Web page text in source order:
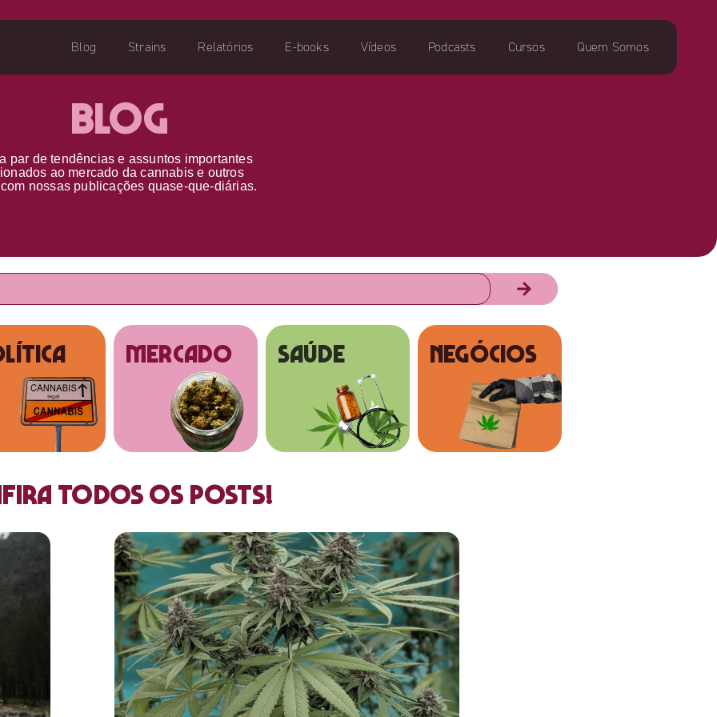
Blog Strains Relatórios E-books Vídeos Podcasts Cursos Quem Somos
Blog
par detendências e assuntos importantes
ao mercado da cannabis e outros
com nossas publicações quase-que-diárias.
MERCADO SAÚDE NEGÓCIOS
todos os posts!